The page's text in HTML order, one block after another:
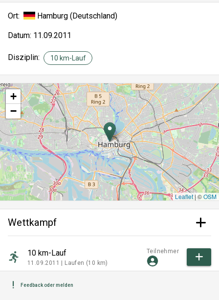
Ort: Hamburg (Deutschland)
Datum: 11.09.2011
Disziplin: 10 km-Lauf
+
−
Leaflet |©OSM
Wettkampf
10 km-Lauf
11.09.2011 | Laufen (10 km)
Teilnehmer
Feedback oder melden